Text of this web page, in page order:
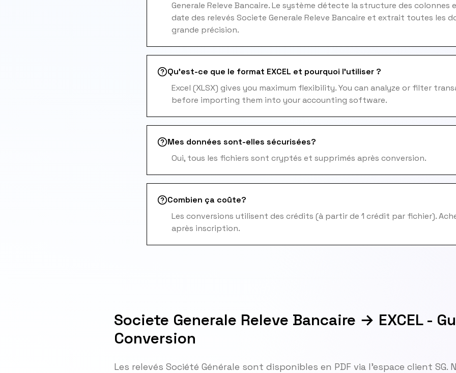
Generale Releve Bancaire. Le système détecte la structure des colonnes
date des relevés Societe Generale Releve Bancaire et extrait toutes les
grande précision.
Qu'est-ce que le format EXCEL et pourquoi l'utiliser ?
Excel (XLSX) gives you maximum flexibility. You can analyze or filter
before importing them into your accounting software.
Mes données sont-elles sécurisées?
Oui, tous les fichiers sont cryptés et supprimés après conversion.
Combien ça coûte?
Les conversions utilisent des crédits (à partir de 1 crédit par fichier).
après inscription.
Societe Generale Releve Bancaire → EXCEL -
Conversion
Les relevés Société Générale sont disponibles en PDF via l'espace client